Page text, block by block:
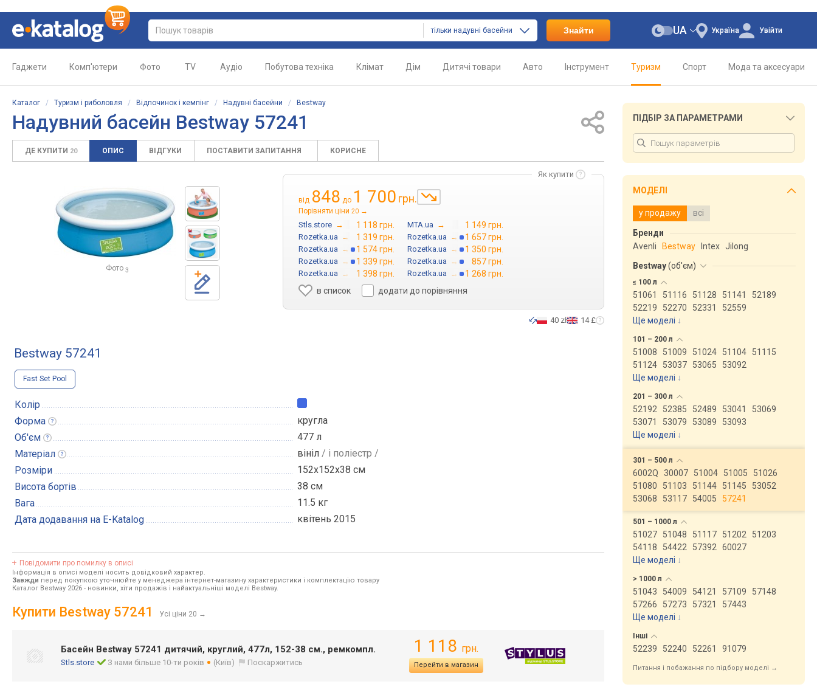
тільки надувні басейни Знайти Україна
UA Увійти
Гаджети Комп'ютери Фото TV Аудіо Побутова техніка Клімат Дім Дитячі товари Авто Інструмент Туризм Спорт Мода та аксесуари
Каталог / Туризм і риболовля / Відпочинок і кемпінг / Надувні басейни / Bestway
Надувний басейн Bestway 57241
ДЕ КУПИТИ 20 ОПИС ВІДГУКИ ПОСТАВИТИ ЗАПИТАННЯ КОРИСНЕ
Фото 3
Як купити
від 848 до 1 700 грн.
Порівняти ціни 20 →
Stls.store → 1 118 грн. MTA.ua → 1 149 грн.
Rozetka.ua → 1 319 грн. Rozetka.ua → 1 657 грн.
Rozetka.ua → 1 574 грн. Rozetka.ua → 1 350 грн.
Rozetka.ua → 1 339 грн. Rozetka.ua → 857 грн.
Rozetka.ua → 1 398 грн. Rozetka.ua →
1 268 грн.
в список
додати до порівняння
40 zł 14 £
Bestway 57241
Fast Set Pool
Колір
Форма
кругла
Об'єм
477 л
Матеріал
вініл / і поліестр /
Розміри
152х152х38 см
Висота бортів
38 см
Вага
11.5 кг
Дата додавання на E-Katalog
квітень 2015
Повідомити про помилку в описі
Інформація в описі моделі носить довідковий характер.
Завжди перед покупкою уточнюйте у менеджера інтернет-магазину характеристики і комплектацію товару
Каталог Bestway 2026 - новинки, хіти продажів і найактуальніші моделі Bestway.
Купити Bestway 57241 Усі ціни 20 →
Басейн Bestway 57241 дитячий, круглий, 477л, 152-38 см., ремкомпл.
Stls.store З нами більше 10-ти років (Київ) Поскаржитись
1 118 грн.
Перейти в магазин
ПІДБІР ЗА ПАРАМЕТРАМИ
МОДЕЛІ
у продажу всі
Бренди
Avenli
Bestway Intex Jilong
Bestway(об'єм)
≤ 100л
51061 51116 51128 51141
52189
52219
52270 52331
52559
Ще моделі ↓
101 – 200л
51008 51009 51024 51104
51115
51124
53037 53065
53092
Ще моделі ↓
201 – 300л
52192 52385 52489 53041
53069
53071
53079 53089
53093
Ще моделі ↓
301 – 500л
6002Q 30007 51004 51005
51026
51080
51103 51144 51145
53052
53068
53117 54005 57241
501 – 1000л
51027 51048 51117 51202
51203
54118
54422 57392
60027
Ще моделі ↓
> 1000л
51043 54009 54121 57109
57148
57266
57273 57321
57443
Ще моделі ↓
Інші
52239 52240 52261 91079
Питання і побажання по підбору моделі →